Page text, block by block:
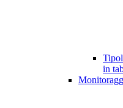
in